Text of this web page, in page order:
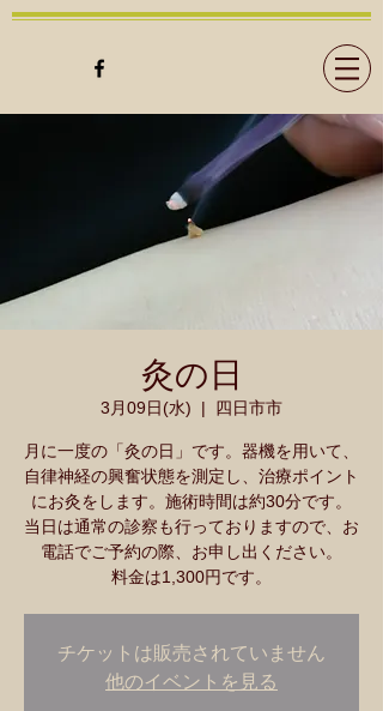
灸の日
3月09日(水)
  |
四日市市
月に一度の「灸の日」です。器機を用いて、
自律神経の興奮状態を測定し、治療ポイント
にお灸をします。施術時間は約30分です。
当日は通常の診察も行っておりますので、お
電話でご予約の際、お申し出ください。
チケットは販売されていません
他のイベントを見る